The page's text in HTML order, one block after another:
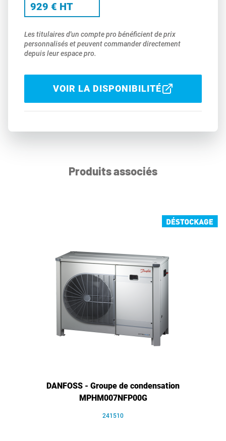
929 € HT
Les titulaires d'un compte pro bénéficient de prix
personnalisés et peuvent commander directement
depuis leur espace pro.
VOIR LA DISPONIBILITÉ
Produits associés
DANFOSS - Groupe de condensation
MPHM007NFP00G
241510